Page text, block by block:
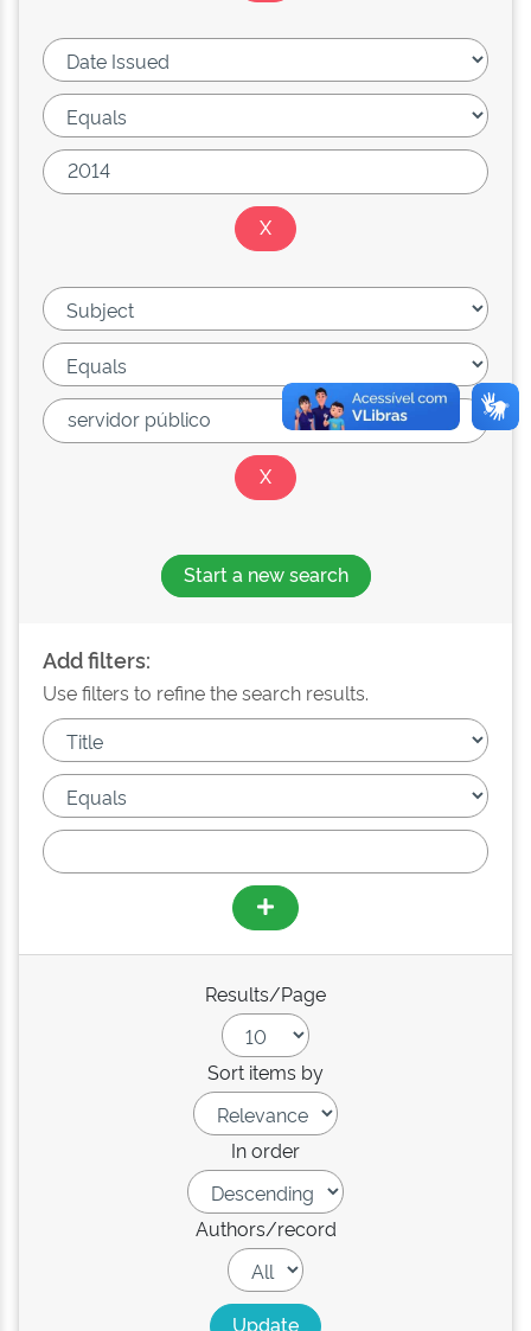
Start a new search
Add filters:
Use filters to refine the search results.
Results/Page
Sort items by
In order
Authors/record